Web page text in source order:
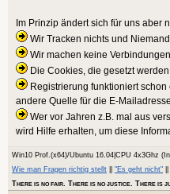
Im Prinzip ändert sich für uns aber
Wir Tracken nichts und
Wir machen keine
Die Cookies, die gesetzt
Registrierung funktioniert
andere Quelle für die E-
Wer vor Jahren z.B. mal aus
wird Hilfe erhalten, um diese
Win10 Prof.(x64)/Ubuntu 16.04|CPU 4x3Ghz
Wie man Fragen richtig stellt
"Es geht nicht"
THERE IS NO FAIR . THERE IS NO JUSTICE . THERE IS